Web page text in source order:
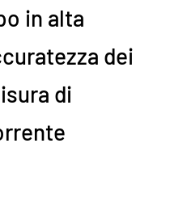
in alta
dei
di